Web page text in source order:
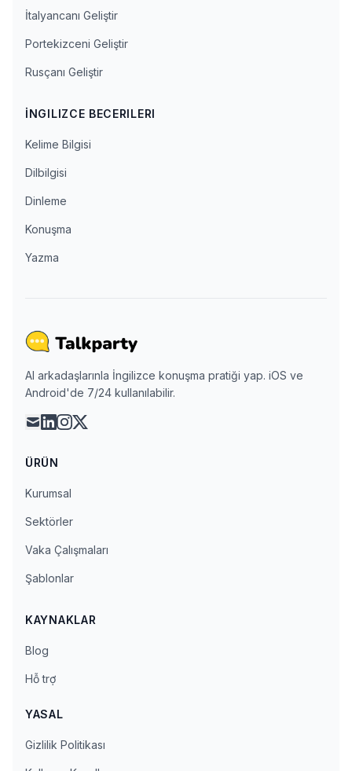
İtalyancanı Geliştir
Portekizceni Geliştir
Rusçanı Geliştir
İNGILIZCE BECERILERI
Kelime Bilgisi
Dilbilgisi
Dinleme
Konuşma
Yazma
AI arkadaşlarınla İngilizce konuşma pratiği yap. iOS ve
Android'de 7/24 kullanılabilir.
maillinkedin
instagram
x
ÜRÜN
Kurumsal
Sektörler
Vaka Çalışmaları
Şablonlar
KAYNAKLAR
Blog
Hỗ trợ
YASAL
Gizlilik Politikası